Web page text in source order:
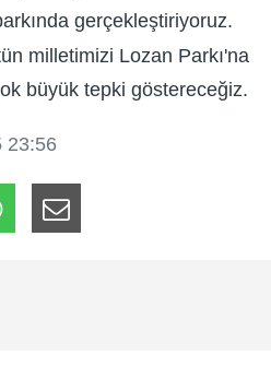
gerçekleştiriyoruz.
milletimizi Lozan Parkı'na
büyük tepki göstereceğiz.
23:56